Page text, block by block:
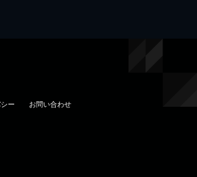
ー お問い合わせ